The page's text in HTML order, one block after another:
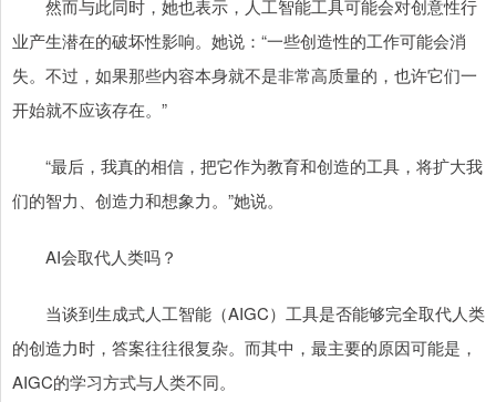
然而与此同时，她也表示，人工智能工具可能会对创意性行
业产生潜在的破坏性影响。她说：“一些创造性的工作可能会消
失。不过，如果那些内容本身就不是非常高质量的，也许它们一
开始就不应该存在。”
“最后，我真的相信，把它作为教育和创造的工具，将扩大我
们的智力、创造力和想象力。”她说。
AI会取代人类吗？
当谈到生成式人工智能（AIGC）工具是否能够完全取代人类
的创造力时，答案往往很复杂。而其中，最主要的原因可能是，
AIGC的学习方式与人类不同。